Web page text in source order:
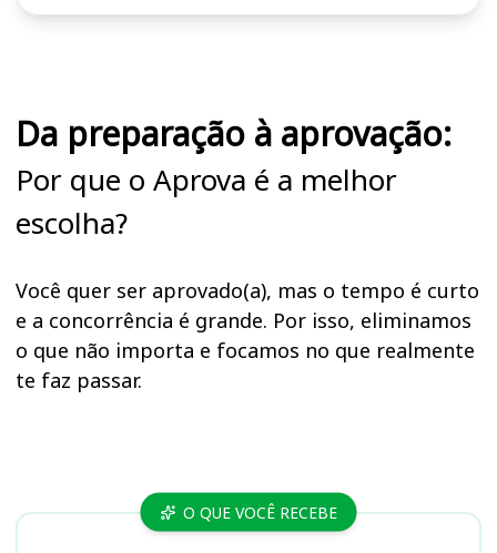
Da preparação à aprovação:
Por que o Aprova é a melhor
escolha?
Você quer ser aprovado(a), mas o tempo é curto
e a concorrência é grande. Por isso, eliminamos
o que não importa e focamos no que realmente
te faz passar.
Cursos O QUE VOCÊ RECEBE